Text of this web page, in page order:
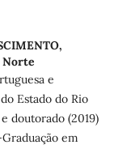
Norte
e
Estado do Rio
doutorado (2019)
em